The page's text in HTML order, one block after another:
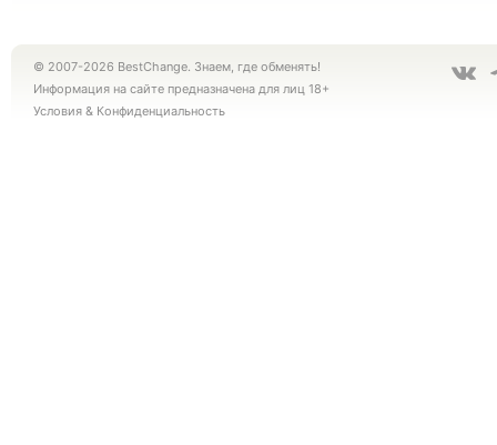
© 2007-2026 BestChange. Знаем, где обменять!
Информация на сайте предназначена для лиц 18+
Условия & Конфиденциальность